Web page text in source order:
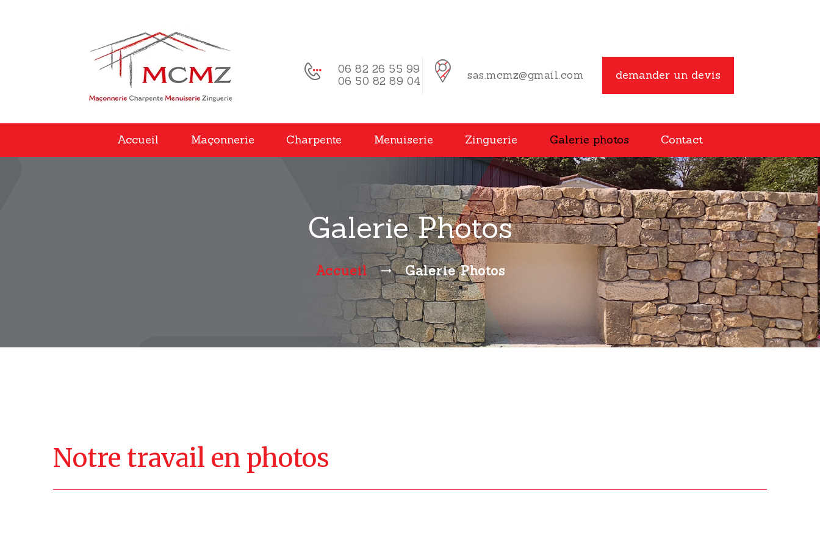
06 82 26 55 99
06 50 82 89 04
sas.mcmz@gmail.com demander un devis
Accueil Maçonnerie Charpente Menuiserie Zinguerie Galerie photos Contact
Galerie Photos
Accueil Galerie Photos
Notre travail en photos